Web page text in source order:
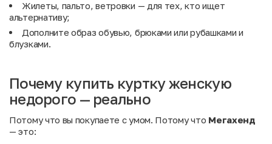
Жилеты, пальто,ветровки — для тех, кто ищет
альтернативу;
Дополните образобувью, брюками илирубашками и
блузками.
Почему купить куртку женскую
недорого — реально
Потому что вы покупаете с умом. Потому что Мегахенд
— это: